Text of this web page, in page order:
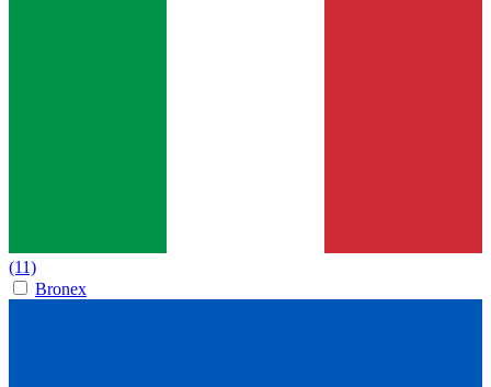
(11)
Bronex